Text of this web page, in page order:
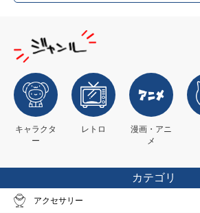
キャラクタ
ー
レトロ
漫画・アニ
メ
カテゴリ
アクセサリー